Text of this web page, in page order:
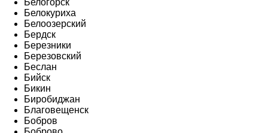
Белогорск
Белокуриха
Белоозерский
Бердск
Березники
Березовский
Беслан
Бийск
Бикин
Биробиджан
Благовещенск
Бобров